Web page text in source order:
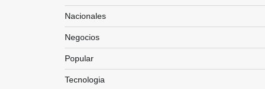
Nacionales
Negocios
Popular
Tecnologia